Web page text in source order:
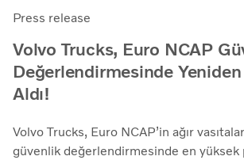
Press release
Volvo Trucks, Euro NCAP
Değerlendirmesinde Yeniden
Aldı!
Volvo Trucks, Euro NCAP’in ağır
güvenlik değerlendirmesinde en yüksek